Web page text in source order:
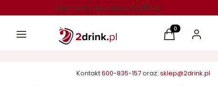
Darmowa dostawa od 250 zł
Menu Produkty w
Koszyk Zaloguj
Kontakt600-835-157oraz: sklep@2drink.pl